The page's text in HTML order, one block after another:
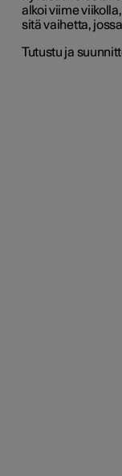
alkoi viime
sitä vaihetta,
Tutustu ja